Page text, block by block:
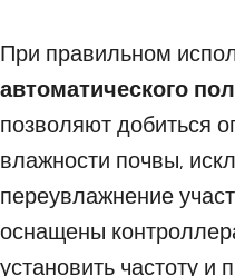
При правильном
автоматического
позволяют добиться
влажности почвы,
переувлажнение
оснащены
установить частоту и